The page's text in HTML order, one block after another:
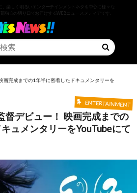
、楽しく明るいエンターテインメントネタを中心に様々な
独自の切り口でお届けするWEBニュースメディアです。
画完成までの1年半に密着したドキュメンタリーを
ENTERTAINMENT
督デビュー！ 映画完成までの
ュメンタリーをYouTubeにて